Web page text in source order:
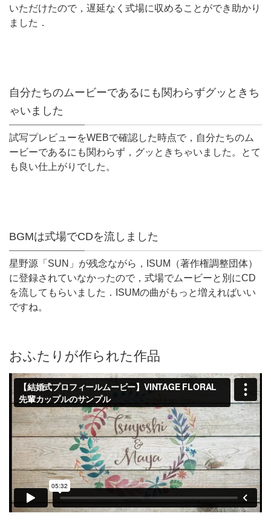
いただけたので， 遅延なく式場に収めることができ助かり
ました．
自分たちのムービーであるにも関わらずグッときち
ゃいました
試写プレビューをWEBで確認した時点で ，自分たちのム
ービーであるにも関わらず， グッときちゃいました。とて
も良い仕上がりでした。
BGMは式場でCDを流しました
星野源「SUN」が残念ながら，ISUM（著作権調整団体）
に登録されていなかったので， 式場でムービーと別にCD
を流してもらいました．ISUMの曲がもっと増えればいい
ですね。
おふたりが作られた作品